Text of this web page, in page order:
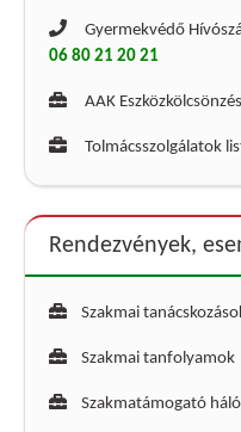
Gyermekvédő
06 80 21 20 21
AAK Eszközkölcsönzés
Tolmácsszolgálatok
Rendezvények,
Szakmai
Szakmai tanfolyamok
Szakmatámogató